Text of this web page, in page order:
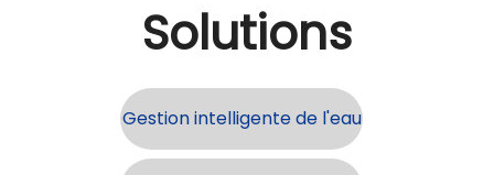
Solutions
Gestion intelligente de l'eau